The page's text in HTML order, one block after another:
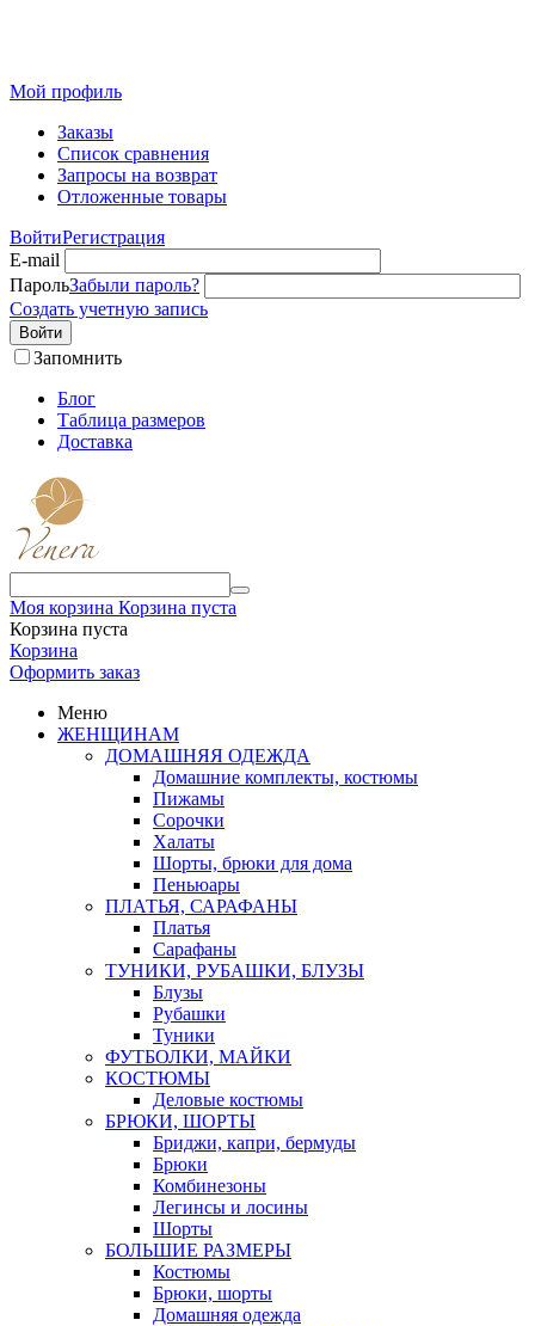
Мой профиль
Заказы
Список сравнения
Запросы на возврат
Отложенные товары
ВойтиРегистрация
E-mail
ПарольЗабыли пароль?
Создать учетную запись
Войти
Запомнить
Блог
Таблица размеров
Доставка
Моя корзина Корзина пуста
Корзина пуста
Корзина
Оформить заказ
Меню
ЖЕНЩИНАМ
ДОМАШНЯЯ ОДЕЖДА
Домашние комплекты, костюмы
Пижамы
Сорочки
Халаты
Шорты, брюки для дома
Пеньюары
ПЛАТЬЯ, САРАФАНЫ
Платья
Сарафаны
ТУНИКИ, РУБАШКИ, БЛУЗЫ
Блузы
Рубашки
Туники
ФУТБОЛКИ, МАЙКИ
КОСТЮМЫ
Деловые костюмы
БРЮКИ, ШОРТЫ
Бриджи, капри, бермуды
Брюки
Комбинезоны
Легинсы и лосины
Шорты
БОЛЬШИЕ РАЗМЕРЫ
Костюмы
Брюки, шорты
Домашняя одежда